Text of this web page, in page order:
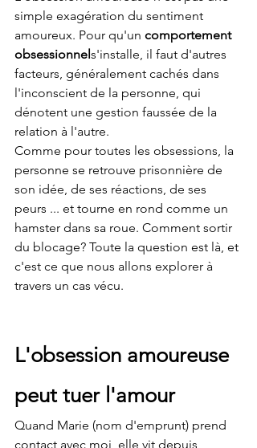
simple exagération du sentiment
amoureux. Pour qu'un comportement
obsessionnels'installe, il faut d'autres
facteurs, généralement cachés dans
l'inconscient de la personne, qui
dénotent une gestion faussée de la
relation à l'autre.
Comme pour toutes les obsessions, la
personne se retrouve prisonnière de
son idée, de ses réactions, de ses
peurs ... et tourne en rond comme un
hamster dans sa roue. Comment sortir
du blocage? Toute la question est là, et
c'est ce que nous allons explorer à
travers un cas vécu.
L'obsession amoureuse
peut tuer l'amour
Quand Marie (nom d'emprunt) prend
contact avec moi, elle vit depuis